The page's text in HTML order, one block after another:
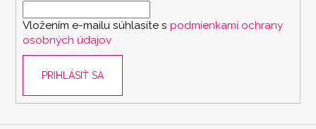
Vložením e-mailu súhlasíte s podmienkami ochrany
osobných údajov
PRIHLÁSIŤ SA